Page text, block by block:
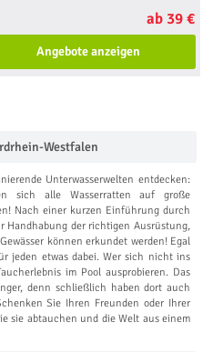
ab 39 €
Angebote anzeigen
Westfalen
Unterwasserwelten entdecken:
sich alle Wasserratten auf große
Nach einer kurzen Einführung durch
Handhabung der richtigen Ausrüstung,
können erkundet werden! Egal
jeden etwas dabei. Wer sich nicht ins
im Pool ausprobieren. Das
denn schließlich haben dort auch
Sie Ihren Freunden oder Ihrer
sie abtauchen und die Welt aus einem